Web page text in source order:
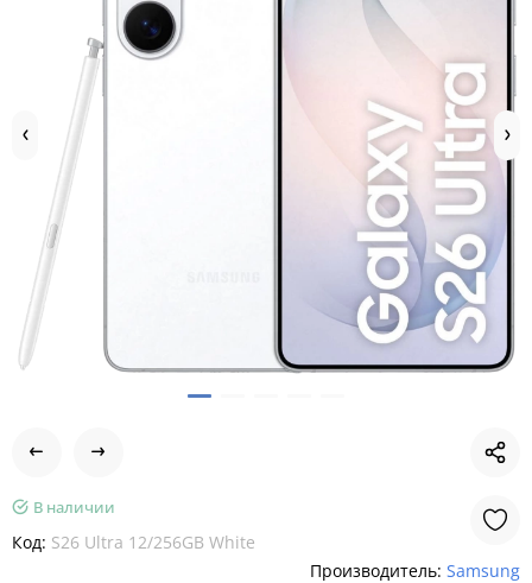
В наличии
Код: S26 Ultra 12/256GB White
Производитель: Samsung